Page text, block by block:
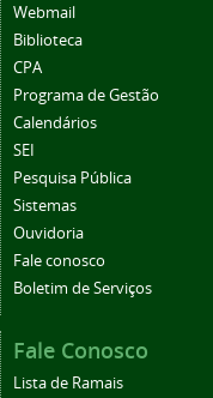
Webmail
Biblioteca
CPA
Programa de Gestão
Calendários
SEI
Pesquisa Pública
Sistemas
Ouvidoria
Fale conosco
Boletim de Serviços
Fale Conosco
Lista de Ramais